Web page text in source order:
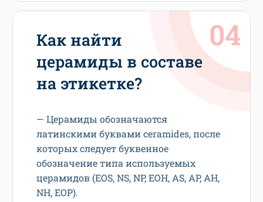
Как найти
церамиды в составе
на этикетке?
— Церамиды обозначаются
латинскими буквами ceramides, после
которых следует буквенное
обозначение типа используемых
церамидов (EOS, NS, NP, EOH, AS, AP, АН,
NH, EOP).